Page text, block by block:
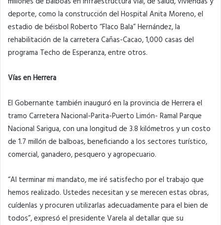
deporte, como la construcción del Hospital Anita Moreno, el
estadio de béisbol Roberto “Flaco Bala” Hernández, la
rehabilitación de la carretera Cañas-Cacao, 1,000 casas del
programa Techo de Esperanza, entre otros.
Vías en Herrera
El Gobernante también inauguró en la provincia de Herrera el
tramo Carretera Nacional-Parita-Puerto Limón- Ramal Parque
Nacional Sarigua, con una longitud de 3.8 kilómetros y un costo
de 1.7 millón de balboas, beneficiando a los sectores turístico,
comercial, ganadero, pesquero y agropecuario.
“Al terminar mi mandato, me iré satisfecho por el trabajo que
hemos realizado. Ustedes necesitan y se merecen estas obras,
cuídenlas y procuren utilizarlas adecuadamente para el bien de
todos”, expresó el presidente Varela al detallar que su